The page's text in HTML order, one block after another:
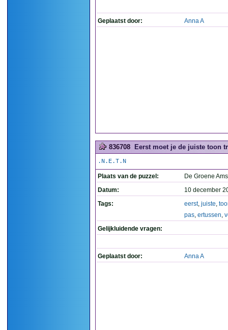
Geplaatst door: Anna A
836708 Eerst moet je de juiste toon
.N.E.T.N
Plaats van de puzzel:
De Groene
Datum:
10 december
Tags:
eerst, juiste,
pas, ertussen,
Gelijkluidende vragen:
Geplaatst door: Anna A